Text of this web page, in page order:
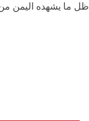
ظل ما يشهده اليمن من